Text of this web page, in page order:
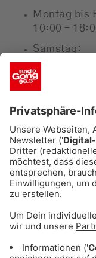
Montag bis
10:00 –
Samstag:
08:00 –
Sonntag:
Uhr
Falls Ware
vorher zu
Öffnungszeiten
Verkaufsstellen
09:00 –
10:00 –